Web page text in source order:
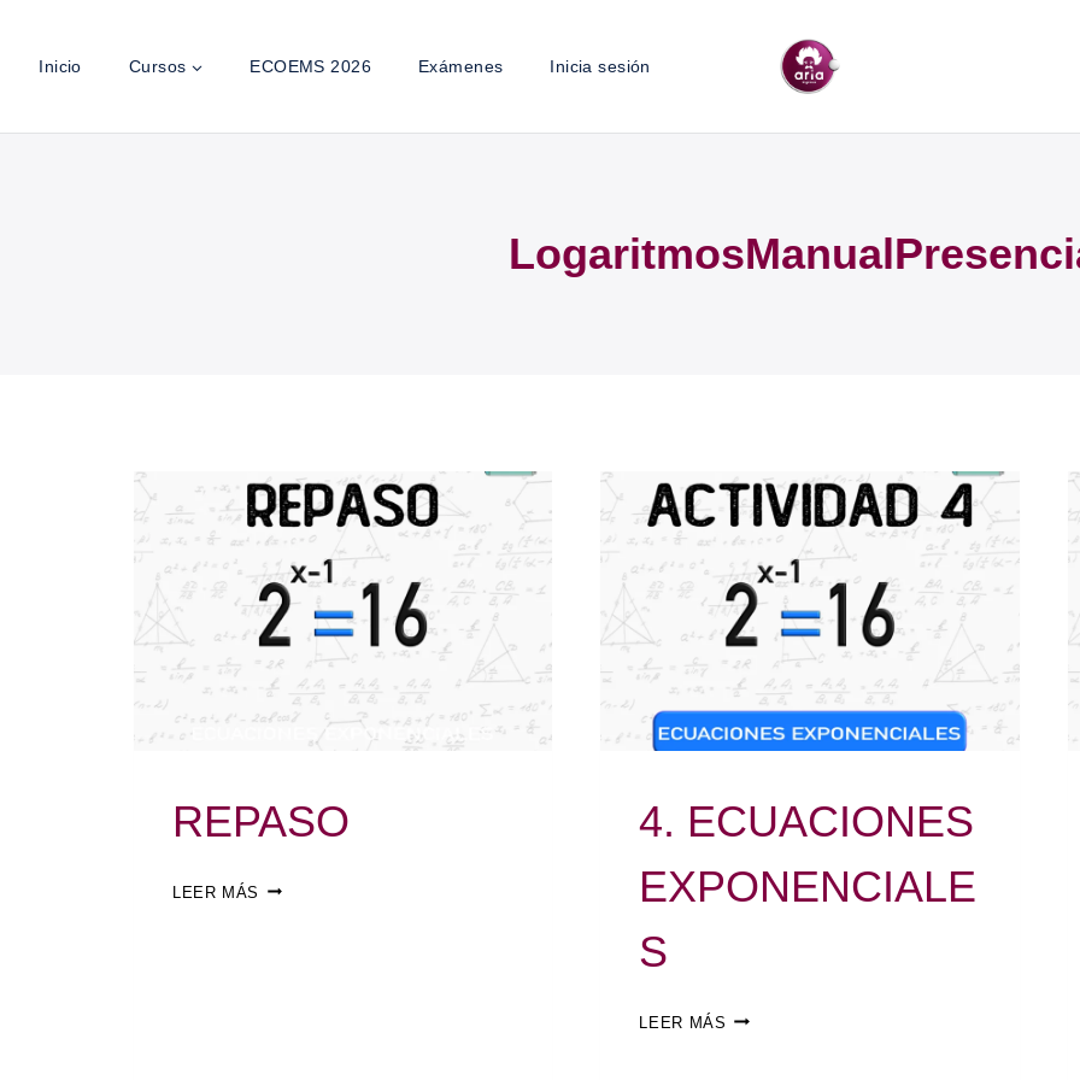
Inicio Cursos ECOEMS 2026 Exámenes Inicia sesión
REPASO
LEER MÁS
4. ECUACIONES
EXPONENCIALE
S
LEER MÁS